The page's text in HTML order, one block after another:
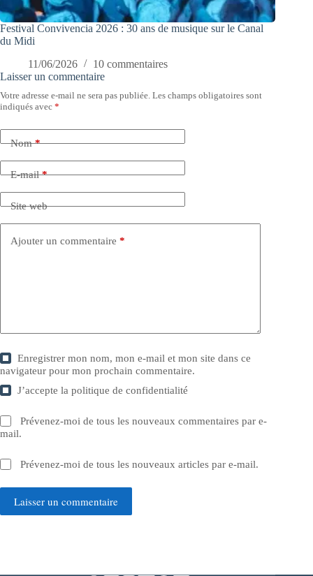
Festival Convivencia 2026 : 30 ans de musique sur le Canal
du Midi
11/06/2026
10 commentaires
Laisser un commentaire
Votre adresse e-mail ne sera pas publiée. Les champs obligatoires sont
indiqués avec *
Nom*
E-mail*
Site web
Ajouter un commentaire *
Enregistrer mon nom, mon e-mail et mon site dans ce
navigateur pour mon prochain commentaire.
J’accepte lapolitique de confidentialité
Prévenez-moi de tous les nouveaux commentaires par e-
mail.
Prévenez-moi de tous les nouveaux articles par e-mail.
Laisser un commentaire